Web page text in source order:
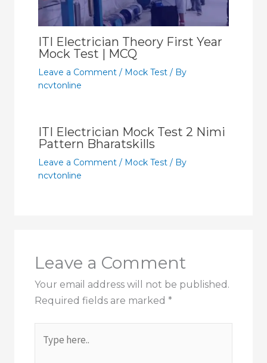
ITI Electrician Theory First Year
Mock Test | MCQ
Leave a Comment / Mock Test/ By
ncvtonline
ITI Electrician Mock Test 2 Nimi
Pattern Bharatskills
Leave a Comment / Mock Test/ By
ncvtonline
Leave a Comment
Your email address will not be published.
Required fields are marked *
here..